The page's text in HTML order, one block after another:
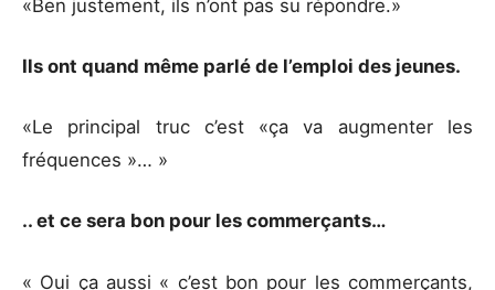
«Ben justement, ils n’ont pas su répondre.»
Ils ont quand même parlé de l’emploi des jeunes.
«Le principal truc c’est «ça va augmenter les
fréquences »… »
.. et ce sera bon pour les commerçants…
« Oui ça aussi « c’est bon pour les commerçants,